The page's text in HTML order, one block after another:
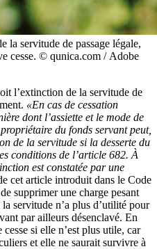
la servitude de passage légale,
cesse. © qunica.com / Adobe
l’extinction de la servitude de
«En cas de cessation
dont l’assiette et le mode de
du fonds servant peut,
de la servitude si la desserte du
conditions de l’article 682. À
est constatée par une
cet article introduit dans le Code
supprimer une charge pesant
servitude n’a plus d’utilité pour
par ailleurs désenclavé. En
si elle n’est plus utile, car
et elle ne saurait survivre à